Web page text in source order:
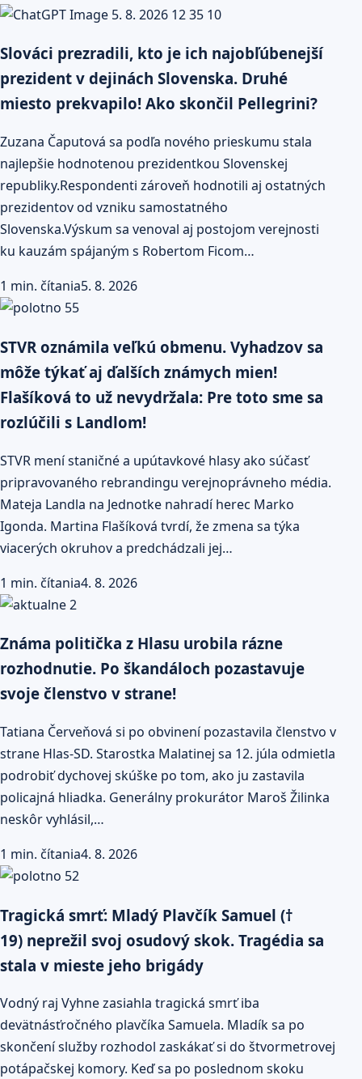
Slováci prezradili, kto je ich najobľúbenejší
prezident v dejinách Slovenska. Druhé
miesto prekvapilo! Ako skončil Pellegrini?
Zuzana Čaputová sa podľa nového prieskumu stala
najlepšie hodnotenou prezidentkou Slovenskej
republiky.Respondenti zároveň hodnotili aj ostatných
prezidentov od vzniku samostatného
Slovenska.Výskum sa venoval aj postojom verejnosti
ku kauzám spájaným s Robertom Ficom…
1 min. čítania5. 8. 2026
STVR oznámila veľkú obmenu. Vyhadzov sa
môže týkať aj ďalších známych mien!
Flašíková to už nevydržala: Pre toto sme sa
rozlúčili s Landlom!
STVR mení staničné a upútavkové hlasy ako súčasť
pripravovaného rebrandingu verejnoprávneho média.
Mateja Landla na Jednotke nahradí herec Marko
Igonda. Martina Flašíková tvrdí, že zmena sa týka
viacerých okruhov a predchádzali jej…
1 min. čítania4. 8. 2026
Známa politička z Hlasu urobila rázne
rozhodnutie. Po škandáloch pozastavuje
svoje členstvo v strane!
Tatiana Červeňová si po obvinení pozastavila členstvo v
strane Hlas-SD. Starostka Malatinej sa 12. júla odmietla
podrobiť dychovej skúške po tom, ako ju zastavila
policajná hliadka. Generálny prokurátor Maroš Žilinka
neskôr vyhlásil,…
1 min. čítania4. 8. 2026
Tragická smrť: Mladý Plavčík Samuel (†
19) neprežil svoj osudový skok. Tragédia sa
stala v mieste jeho brigády
Vodný raj Vyhne zasiahla tragická smrť iba
devätnásťročného plavčíka Samuela. Mladík sa po
skončení služby rozhodol zaskákať si do štvor­metrovej
potápačskej komory. Keď sa po poslednom skoku